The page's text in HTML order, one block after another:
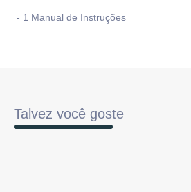
- 1 Manual de Instruções
Talvez você goste